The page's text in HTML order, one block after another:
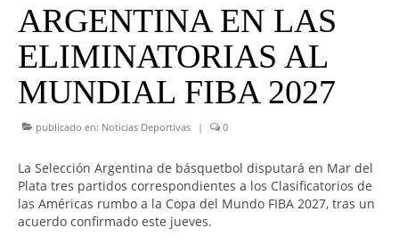
ARGENTINA EN LAS
ELIMINATORIAS AL
MUNDIAL FIBA 2027
publicado en: Noticias Deportivas | 0
La Selección Argentina de básquetbol disputará en Mar del
Plata tres partidos correspondientes a los Clasificatorios de
las Américas rumbo a la Copa del Mundo FIBA 2027, tras un
acuerdo confirmado este jueves.